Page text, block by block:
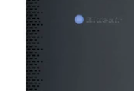
Produktinformationen